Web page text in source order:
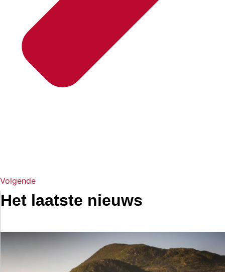
Volgende
Het laatste nieuws